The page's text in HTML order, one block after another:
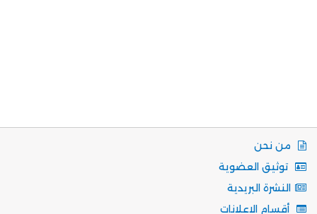
من نحن
توثيق العضوية
النشرة البريدية
أقسام الاعلانات